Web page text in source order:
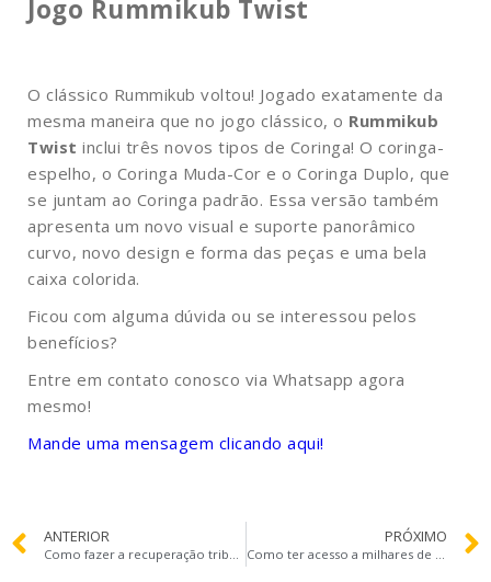
Jogo Rummikub Twist
O clássico Rummikub voltou! Jogado exatamente da
mesma maneira que no jogo clássico, o Rummikub
Twist inclui três novos tipos de Coringa! O coringa-
espelho, o Coringa Muda-Cor e o Coringa Duplo, que
se juntam ao Coringa padrão. Essa versão também
apresenta um novo visual e suporte panorâmico
curvo, novo design e forma das peças e uma bela
caixa colorida.
Ficou com alguma dúvida ou se interessou pelos
benefícios?
Entre em contato conosco via Whatsapp agora
mesmo!
Mande uma mensagem clicando aqui!
ANTERIOR PRÓXIMO